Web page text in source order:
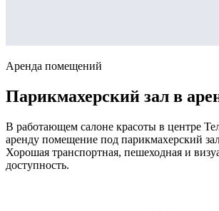
Аренда помещений
Парикмахерский зал в
В работающем салоне красоты в центре
аренду помещение под парикмахерский
Хорошая транспортная, пешеходная и
доступность.